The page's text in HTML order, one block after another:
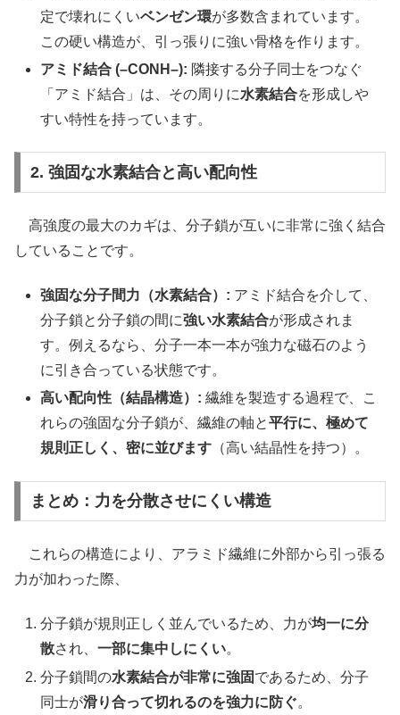
定で壊れにくいベンゼン環が多数含まれています。
この硬い構造が、引っ張りに強い骨格を作ります。
アミド結合 (–CONH–): 隣接する分子同士をつなぐ
「アミド結合」は、その周りに水素結合を形成しや
すい特性を持っています。
2. 強固な水素結合と高い配向性
高強度の最大のカギは、分子鎖が互いに非常に強く結合
していることです。
強固な分子間力（水素結合）: アミド結合を介して、
分子鎖と分子鎖の間に強い水素結合が形成されま
す。例えるなら、分子一本一本が強力な磁石のよう
に引き合っている状態です。
高い配向性（結晶構造）: 繊維を製造する過程で、こ
れらの強固な分子鎖が、繊維の軸と平行に、極めて
規則正しく、密に並びます （高い結晶性を持つ）。
まとめ：力を分散させにくい構造
これらの構造により、アラミド繊維に外部から引っ張る
力が加わった際、
分子鎖が規則正しく並んでいるため、力が均一に分
散され、一部に集中しにくい。
分子鎖間の水素結合が非常に強固 であるため、分子
同士が滑り合って切れるのを強力に防ぐ。